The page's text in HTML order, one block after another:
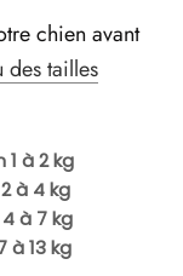
chien avant
des tailles
à 2 kg
à 4 kg
à 7 kg
à 13 kg